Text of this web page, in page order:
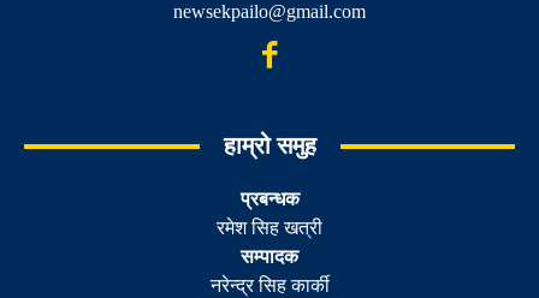
newsekpailo@gmail.com
हाम्रो समुह
प्रबन्धक
रमेश सिह खत्री
सम्पादक
नरेन्द्र सिह कार्की